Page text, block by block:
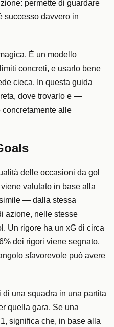
permette di guardare
successo davvero in
È un modello
concreti, e usarlo bene
cieca. In questa guida
dove trovarlo e —
alle
delle occasioni da gol
valutato in base alla
— dalla stessa
azione, nelle stesse
Un rigore ha un xG di circa
dei rigori viene segnato.
sfavorevole può avere
di una squadra in una partita
quella gara. Se una
significa che, in base alla